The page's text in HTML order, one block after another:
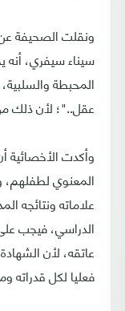
ونقلت الصحيفة
سيناء سيفري، أنه
المحبطة
عقل.."؛ لأن ذلك
وأكدت الأخصائية
المعنوي
علاماته ونتائجه
الدراسي، فيجب
عاتقه، لأن
فعليا لكل قدراته